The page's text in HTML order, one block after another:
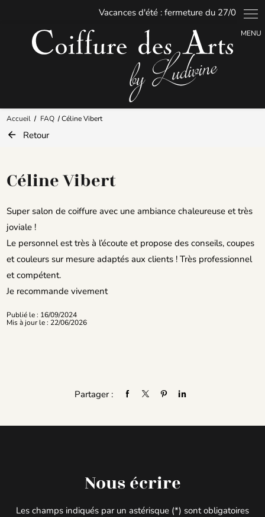
Accueil FAQ Céline Vibert
Retour
Céline Vibert
Super salon de coiffure avec une ambiance chaleureuse et très
joviale !
Le personnel est très à l’écoute et propose des conseils, coupes
et couleurs sur mesure adaptés aux clients ! Très professionnel
et compétent.
Je recommande vivement
Publié le : 16/09/2024
Mis à jour le : 22/06/2026
Partager :
Nous écrire
Les champs indiqués par un astérisque (*) sont obligatoires